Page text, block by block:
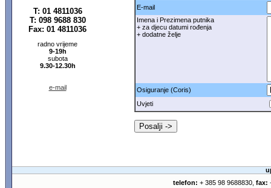
T: 01 4811036
T: 098 9688 830
Fax: 01 4811036
radno vrijeme
9-19h
subota
9.30-12.30h
e-mail
E-mail
Imena i Prezimena putnika
+ za djecu datumi rođenja
+ dodatne želje
Osiguranje (Coris)
Uvjeti
telefon: + 385 98 9688830, fax: